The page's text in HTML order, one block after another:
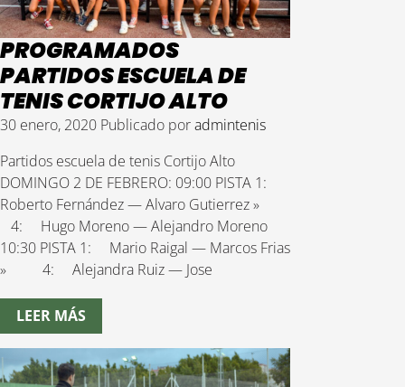
PROGRAMADOS
PARTIDOS ESCUELA DE
TENIS CORTIJO ALTO
30 enero, 2020 Publicado poradmintenis
Partidos escuela de tenis Cortijo Alto
DOMINGO 2 DE FEBRERO: 09:00 PISTA 1:
Roberto Fernández — Alvaro Gutierrez »
4: Hugo Moreno — Alejandro Moreno
10:30 PISTA 1: Mario Raigal — Marcos Frias
» 4: Alejandra Ruiz — Jose
LEER MÁS